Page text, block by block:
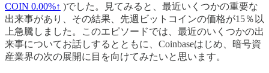
COIN 0.00%↑ )でした。見てみると、最近いくつかの重要な
出来事があり、その結果、先週ビットコインの価格が15％以
上急騰しました。このエピソードでは、最近のいくつかの出
来事についてお話しするとともに、Coinbaseはじめ、暗号資
産業界の次の展開に目を向けてみたいと思います。